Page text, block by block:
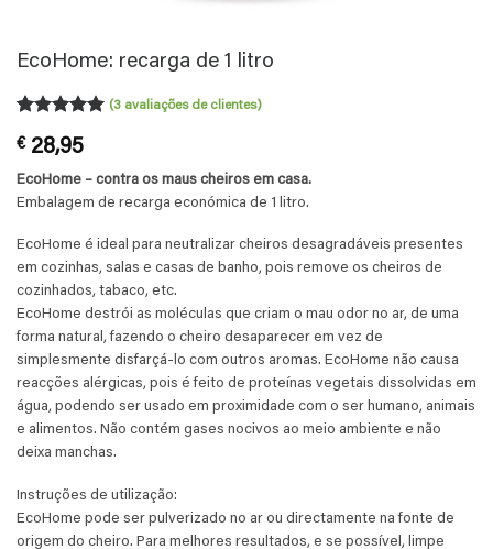
EcoHome: recarga de 1 litro
com5em
em
classificações
(3avaliações de clientes)
€28,95
EcoHome – contra os maus cheiros em casa.
Embalagem de recarga económica de 1 litro.
EcoHome é ideal para neutralizar cheiros desagradáveis presentes
em cozinhas, salas e casas de banho, pois remove os cheiros de
cozinhados, tabaco, etc.
EcoHome destrói as moléculas que criam o mau odor no ar, de uma
forma natural, fazendo o cheiro desaparecer em vez de
simplesmente disfarçá-lo com outros aromas. EcoHome não causa
reacções alérgicas, pois é feito de proteínas vegetais dissolvidas em
água, podendo ser usado em proximidade com o ser humano, animais
e alimentos. Não contém gases nocivos ao meio ambiente e não
deixa manchas.
Instruções de utilização:
EcoHome pode ser pulverizado no ar ou directamente na fonte de
origem do cheiro. Para melhores resultados, e se possível, limpe